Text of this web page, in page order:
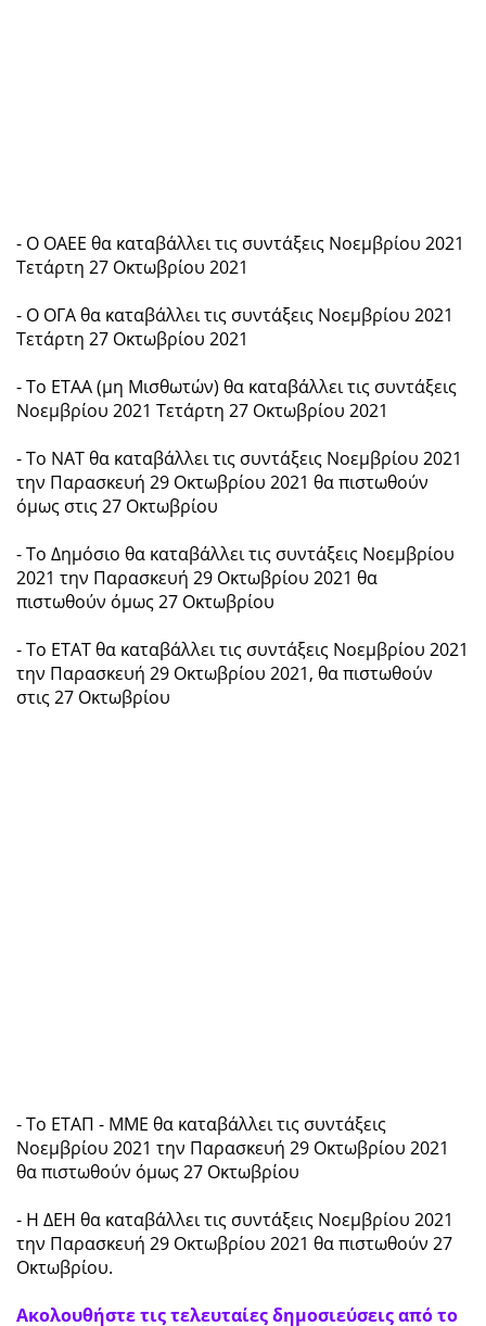
- Ο ΟΑΕΕ θα καταβάλλει τις συντάξεις Νοεμβρίου 2021
Τετάρτη 27 Οκτωβρίου 2021
- Ο ΟΓΑ θα καταβάλλει τις συντάξεις Νοεμβρίου 2021
Τετάρτη 27 Οκτωβρίου 2021
- Το ΕΤΑΑ (μη Μισθωτών) θα καταβάλλει τις συντάξεις
Νοεμβρίου 2021 Τετάρτη 27 Οκτωβρίου 2021
- Το ΝΑΤ θα καταβάλλει τις συντάξεις Νοεμβρίου 2021
την Παρασκευή 29 Οκτωβρίου 2021 θα πιστωθούν
όμως στις 27 Οκτωβρίου
- Το Δημόσιο θα καταβάλλει τις συντάξεις Νοεμβρίου
2021 την Παρασκευή 29 Οκτωβρίου 2021 θα
πιστωθούν όμως 27 Οκτωβρίου
- Το ΕΤΑΤ θα καταβάλλει τις συντάξεις Νοεμβρίου 2021
την Παρασκευή 29 Οκτωβρίου 2021, θα πιστωθούν
στις 27 Οκτωβρίου
- Το ΕΤΑΠ - ΜΜΕ θα καταβάλλει τις συντάξεις
Νοεμβρίου 2021 την Παρασκευή 29 Οκτωβρίου 2021
θα πιστωθούν όμως 27 Οκτωβρίου
- Η ΔΕΗ θα καταβάλλει τις συντάξεις Νοεμβρίου 2021
την Παρασκευή 29 Οκτωβρίου 2021 θα πιστωθούν 27
Οκτωβρίου.
Ακολουθήστε τις τελευταίες δημοσιεύσεις από το